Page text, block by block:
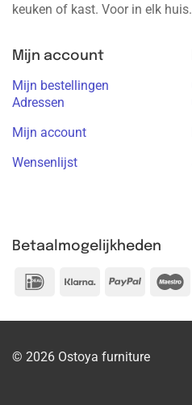
keuken of kast. Voor in elk huis.
Mijn account
Mijn bestellingen
Adressen
Mijn account
Wensenlijst
Betaalmogelijkheden
IDeal Klarna PayPal
© 2026 Ostoya furniture